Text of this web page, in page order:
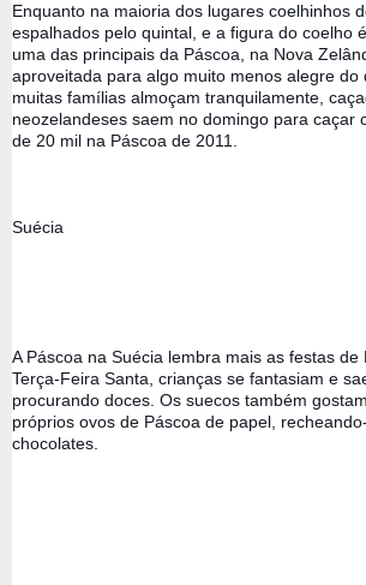
Enquanto na maioria dos lugares coelhinhos
espalhados pelo quintal, e a figura do coelho
uma das principais da Páscoa, na Nova
aproveitada para algo muito menos alegre do
muitas famílias almoçam tranquilamente,
neozelandeses saem no domingo para caçar
de 20 mil na Páscoa de 2011.
Suécia
A Páscoa na Suécia lembra mais as festas de
Terça-Feira Santa, crianças se fantasiam e
procurando doces. Os suecos também
próprios ovos de Páscoa de papel,
chocolates.